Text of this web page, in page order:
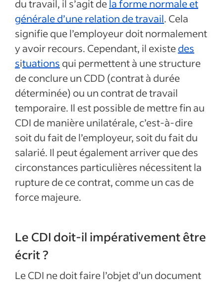
du travail, il s’agit dela forme normale et
générale d’une relation de travail. Cela
signifie que l’employeur doit normalement
y avoir recours. Cependant, il existedes
situations qui permettent à une structure
de conclure un CDD (contrat à durée
déterminée) ou un contrat de travail
temporaire. Il est possible de mettre fin au
CDI de manière unilatérale, c’est-à-dire
soit du fait de l’employeur, soit du fait du
salarié. Il peut également arriver que des
circonstances particulières nécessitent la
rupture de ce contrat, comme un cas de
force majeure.
Le CDI doit-il impérativement être
écrit ?
Le CDI ne doit faire l’objet d’un document